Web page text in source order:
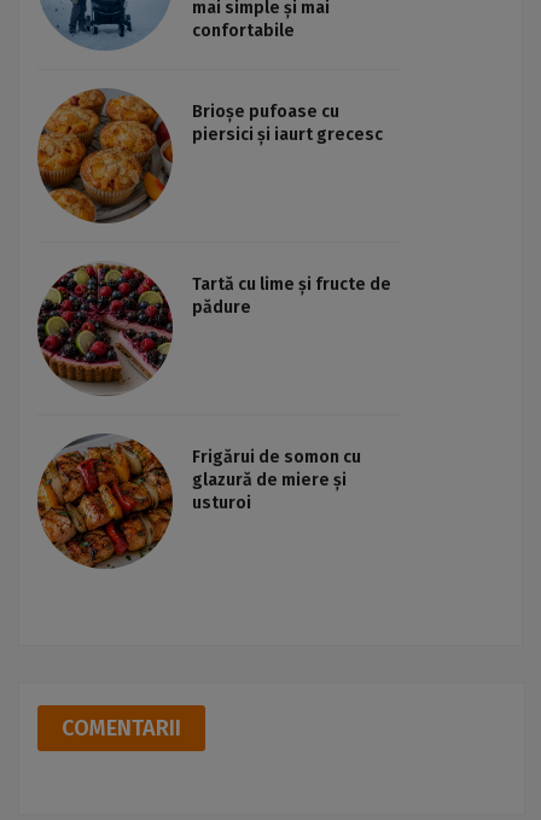
mai simple și mai
confortabile
Brioșe pufoase cu
piersici și iaurt grecesc
Tartă cu lime și fructe de
pădure
Frigărui de somon cu
glazură de miere și
usturoi
COMENTARII